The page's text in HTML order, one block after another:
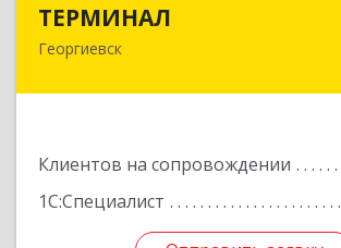
ТЕРМИНАЛ
Георгиевск
Клиентов на сопровождении
1С:Специалист
357820, Ставропольский край,